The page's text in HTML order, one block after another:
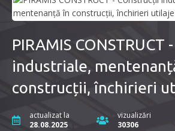
PIRAMIS
industriale,
construcții, închirieri
actualizat la
28.08.2025
vizualizări
30306